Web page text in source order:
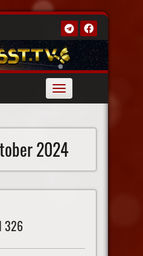
Toggle
navigation
2024
326